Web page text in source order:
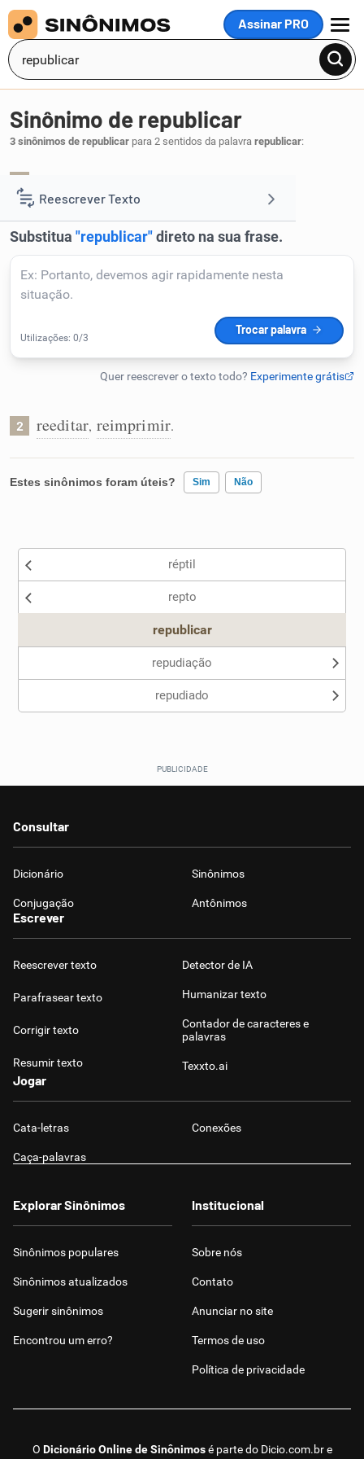
Assinar PRO
MENU
Reescrever Texto
Resumir Texto
Corrigir Texto
Detector de IA
Humanizador de IA
Sinônimo de republicar
3 sinônimos de republicar para 2 sentidos da palavra republicar:
2 reeditar, reimprimir.
Estes sinônimos foram úteis? Sim Não
Nenhum dos sinônimos apresentados me ajudou
réptil
repto
republicar
repudiação
repudiado
Consultar
Dicionário Sinônimos
Conjugação Antônimos
Escrever
Reescrever texto
Parafrasear texto
Corrigir texto
Resumir texto
Detector de IA
Humanizar texto
Contador de caracteres e
palavras
Texxto.ai
Jogar
Cata-letras Conexões
Caça-palavras
O Dicionário Online de Sinônimosé parte do Dicio.com.bre
Explorar Sinônimos
Sinônimos populares
Sinônimos atualizados
Sugerir sinônimos
Encontrou um erro?
Institucional
Sobre nós
Contato
Anunciar no site
Termos de uso
Política de privacidade